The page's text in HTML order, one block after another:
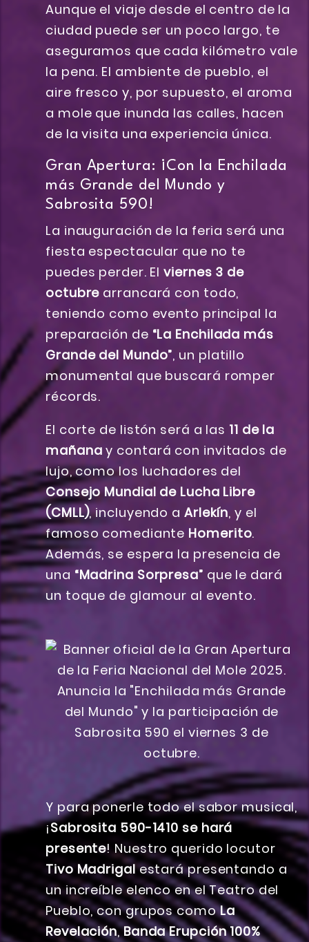
Aunque el viaje desde el centro de la
ciudad puede ser un poco largo, te
aseguramos que cada kilómetro vale
la pena. El ambiente de pueblo, el
aire fresco y, por supuesto, el aroma
a mole que inunda las calles, hacen
de la visita una experiencia única.
Gran Apertura: ¡Con la Enchilada
más Grande del Mundo y
Sabrosita 590!
La inauguración de la feria será una
fiesta espectacular que no te
puedes perder. Elviernes 3 de
octubre arrancará con todo,
teniendo como evento principal la
preparación de “La Enchilada más
Grande del Mundo”, un platillo
monumental que buscará romper
récords.
El corte de listón será a las 11 de la
mañana y contará con invitados de
lujo, como los luchadores del
Consejo Mundial de Lucha Libre
(CMLL), incluyendo a Arlekín, y el
famoso comediante Homerito.
Además, se espera la presencia de
una “Madrina Sorpresa” que le dará
un toque de glamour al evento.
Y para ponerle todo el sabor musical,
¡Sabrosita 590-1410 se hará
presente! Nuestro querido locutor
Tivo Madrigalestará presentando a
un increíble elenco en el Teatro del
Pueblo, con grupos comoLa
Revelación,Banda Erupción 100%